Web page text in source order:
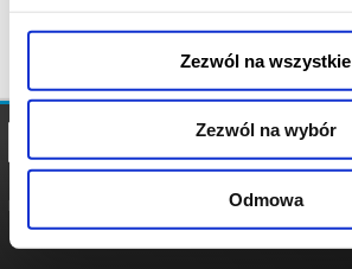
Zezwól na wszystkie
Zezwól na wybór
Odmowa
POLITYKA